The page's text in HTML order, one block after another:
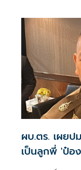
อาแว อดีตผู้ช่วยผู้ใ
ผบ.ตร. เผย
เป็นลูกพี่ 'ป๋อ
ตั้งแต่ปี 57